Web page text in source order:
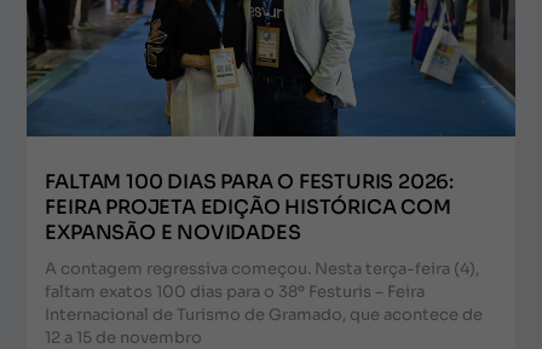
FALTAM 100 DIAS PARA O FESTURIS 2026:
FEIRA PROJETA EDIÇÃO HISTÓRICA COM
EXPANSÃO E NOVIDADES
A contagem regressiva começou. Nesta terça-feira (4),
faltam exatos 100 dias para o 38º Festuris – Feira
Internacional de Turismo de Gramado, que acontece de
12 a 15 de novembro